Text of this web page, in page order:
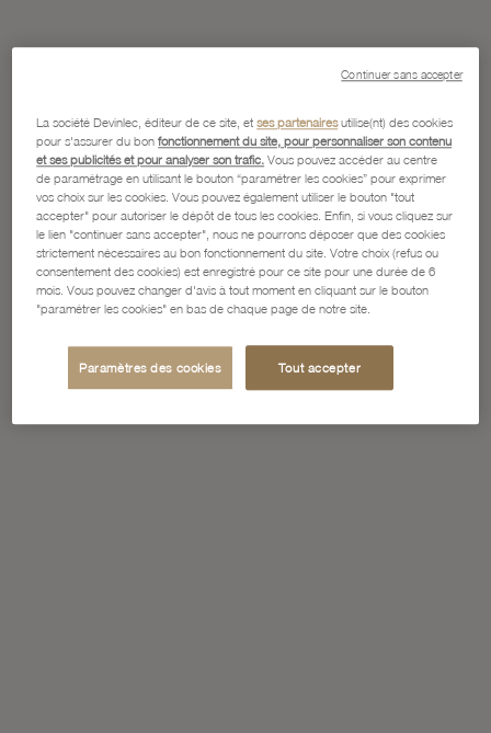
La société Devinlec, éditeur de ce site, etses partenairesutilise(nt) des cookies
pour s'assurer du bonfonctionnement du site, pour personnaliser son contenu
et ses publicités et pour analyser son trafic. Vous pouvez accéder au centre
de paramétrage en utilisant le bouton “paramétrer les cookies” pour exprimer
vos choix sur les cookies. Vous pouvez également utiliser le bouton "tout
accepter" pour autoriser le dépôt de tous les cookies. Enfin, si vous cliquez sur
le lien "continuer sans accepter", nous ne pourrons déposer que des cookies
strictement nécessaires au bon fonctionnement du site. Votre choix (refus ou
consentement des cookies) est enregistré pour ce site pour une durée de 6
mois. Vous pouvez changer d'avis à tout moment en cliquant sur le bouton
"paramétrer les cookies" en bas de chaque page de notre site.
Paramètres des cookies Tout accepter
Continuer sans accepter